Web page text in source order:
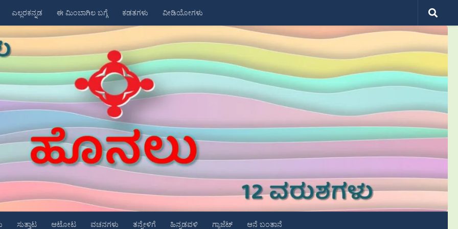
ಎಲ್ಲರಕನ್ನಡ ಈ ಮಿಂಬಾಗಿಲ ಬಗ್ಗೆ ಕಡತಗಳು ವೀಡಿಯೋಗಳು
ಸುತ್ತಾಟ ಆಟೋಟ ವಚನಗಳು ತನ್ನೇಳಿಗೆ ಹಿನ್ನಡವಳಿ ಗ್ಯಾಜೆಟ್ ಆನೆ ಬಂತಾನೆ